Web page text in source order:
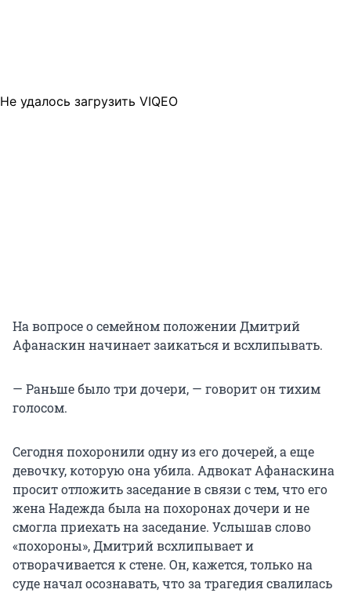
Не удалось загрузить VIQEO
На вопросе о семейном положении Дмитрий
Афанаскин начинает заикаться и всхлипывать.
— Раньше было три дочери, — говорит он тихим
голосом.
Сегодня похоронили одну из его дочерей, а еще
девочку, которую она убила. Адвокат Афанаскина
просит отложить заседание в связи с тем, что его
жена Надежда была на похоронах дочери и не
смогла приехать на заседание. Услышав слово
«похороны», Дмитрий всхлипывает и
отворачивается к стене. Он, кажется, только на
суде начал осознавать, что за трагедия свалилась